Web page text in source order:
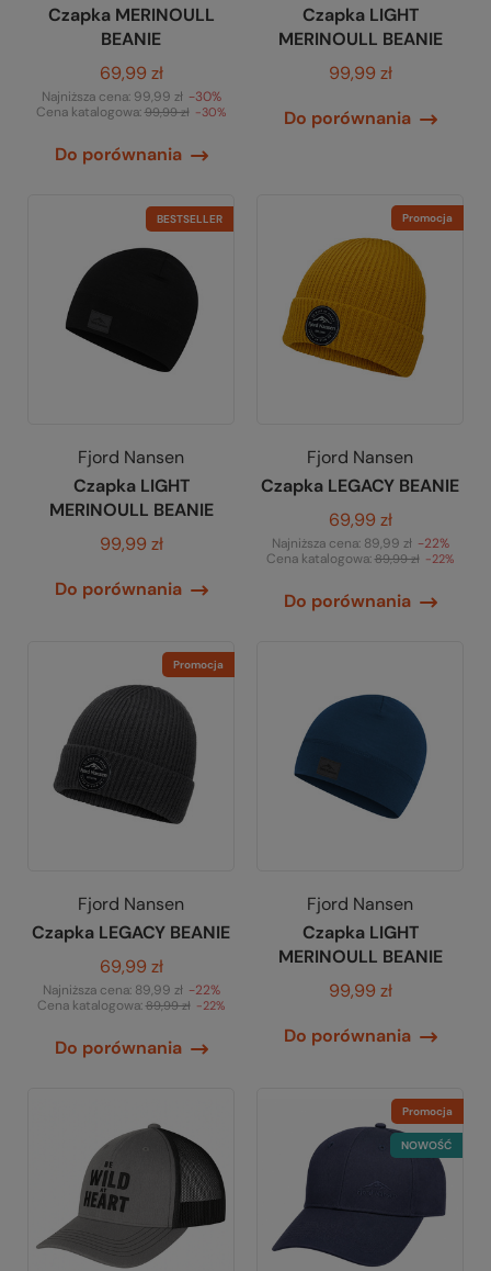
Czapka MERINOULL
BEANIE
69,99 zł
Najniższa cena: 99,99 zł -30%
Cena katalogowa:99,99 zł -30%
Do porównania
Czapka LIGHT
MERINOULL BEANIE
99,99 zł
Do porównania
BESTSELLER
Fjord Nansen
Czapka LIGHT
MERINOULL BEANIE
99,99 zł
Do porównania
Promocja
Fjord Nansen
Czapka LEGACY BEANIE
69,99 zł
Najniższa cena: 89,99 zł -22%
Cena katalogowa:89,99 zł -22%
Do porównania
Promocja
Fjord Nansen
Czapka LEGACY BEANIE
69,99 zł
Najniższa cena: 89,99 zł -22%
Cena katalogowa:89,99 zł -22%
Do porównania
Fjord Nansen
Czapka LIGHT
MERINOULL BEANIE
99,99 zł
Do porównania
Promocja
NOWOŚĆ